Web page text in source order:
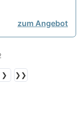
zum Angebot
❯ ❯❯